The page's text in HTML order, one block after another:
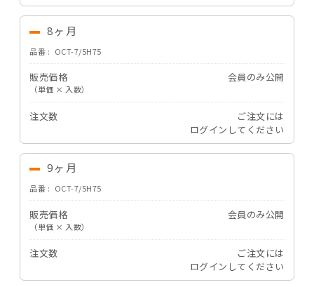
8ヶ月
品番 OCT-7/5H75
販売価格
（単価 × 入数）
会員のみ公開
注文数
ご注文には
ログイン してください
9ヶ月
品番 OCT-7/5H75
販売価格
（単価 × 入数）
会員のみ公開
注文数
ご注文には
ログイン してください